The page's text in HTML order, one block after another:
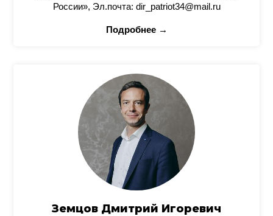
России», Эл.почта: dir_patriot34@mail.ru
Подробнее →
Земцов Дмитрий Игоревич